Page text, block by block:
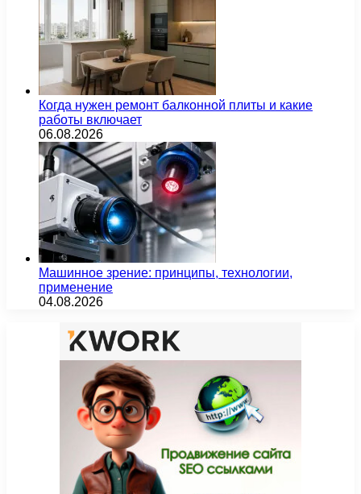
Когда нужен ремонт балконной плиты и какие
работы включает
06.08.2026
Машинное зрение: принципы, технологии,
применение
04.08.2026